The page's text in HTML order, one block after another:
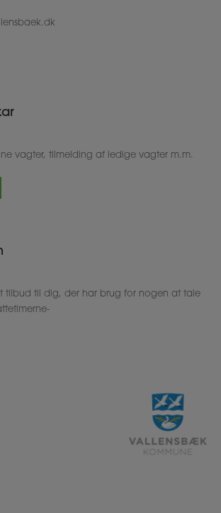
vagter, tilmelding af ledige vagter m.m.
tilbud til dig, der har brug for nogen at tale